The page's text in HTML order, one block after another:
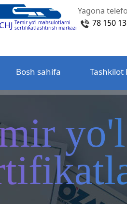
Temir yo‘l mahsulotlarni
sertifikatlashtirish markazi
Yagona
78 150
Bosh sahifa Tashkilot